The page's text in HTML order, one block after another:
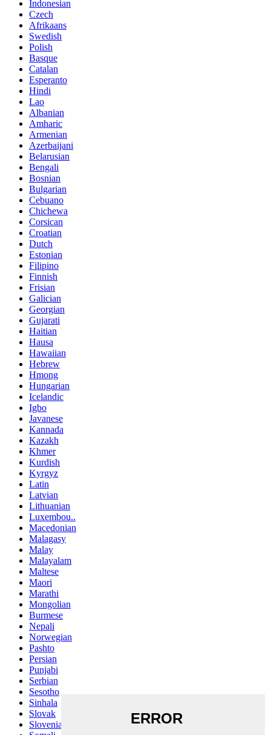
Indonesian
Czech
Afrikaans
Swedish
Polish
Basque
Catalan
Esperanto
Hindi
Lao
Albanian
Amharic
Armenian
Azerbaijani
Belarusian
Bengali
Bosnian
Bulgarian
Cebuano
Chichewa
Corsican
Croatian
Dutch
Estonian
Filipino
Finnish
Frisian
Galician
Georgian
Gujarati
Haitian
Hausa
Hawaiian
Hebrew
Hmong
Hungarian
Icelandic
Igbo
Javanese
Kannada
Kazakh
Khmer
Kurdish
Kyrgyz
Latin
Latvian
Lithuanian
Luxembou..
Macedonian
Malagasy
Malay
Malayalam
Maltese
Maori
Marathi
Mongolian
Burmese
Nepali
Norwegian
Pashto
Persian
Punjabi
Serbian
Sesotho
Sinhala
Slovak
Slovenian